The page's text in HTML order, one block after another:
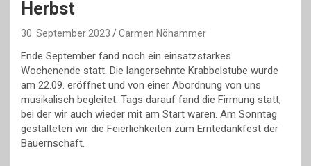
Herbst
30. September 2023 Carmen Nöhammer
Ende September fand noch ein einsatzstarkes
Wochenende statt. Die langersehnte Krabbelstube wurde
am 22.09. eröffnet und von einer Abordnung von uns
musikalisch begleitet. Tags darauf fand die Firmung statt,
bei der wir auch wieder mit am Start waren. Am Sonntag
gestalteten wir die Feierlichkeiten zum Erntedankfest der
Bauernschaft.